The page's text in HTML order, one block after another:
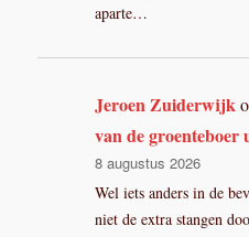
aparte…
Jeroen Zuiderwijk
van de groenteboer
8 augustus 2026
Wel iets anders in de
niet de extra stangen